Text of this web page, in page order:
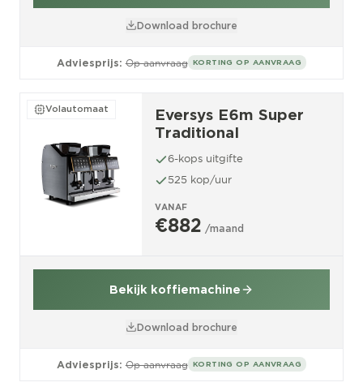
Download brochure
Adviesprijs: Op aanvraag KORTING OP AANVRAAG
Volautomaat
Eversys E6m Super
Traditional
6-kops uitgifte
525 kop/uur
VANAF
€882 /maand
Bekijk koffiemachine
Download brochure
Adviesprijs: Op aanvraag KORTING OP AANVRAAG